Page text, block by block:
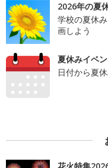
2026年の夏
学校の夏休
画しよう
夏休みイベ
日付から夏